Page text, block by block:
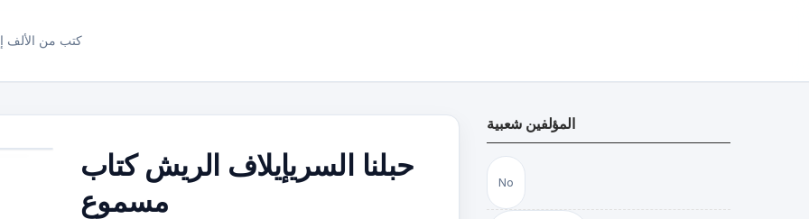
كتب من الألف
حبلنا السريإيلاف الريش كتاب
مسموع
المؤلفين شعبية
No